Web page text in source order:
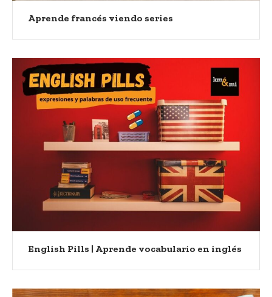
Aprende francés viendo series
English Pills | Aprende vocabulario en inglés